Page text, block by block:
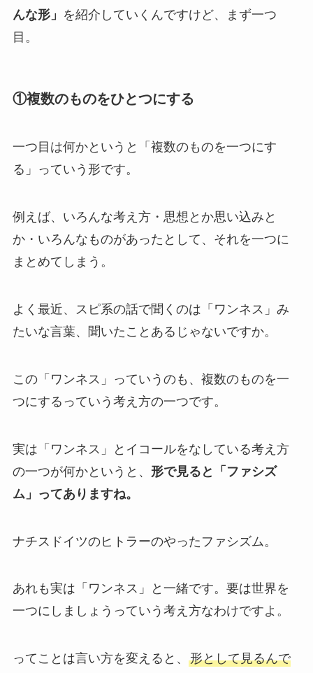
んな形」 を紹介していくんですけど、まず一つ
目。
①複数のものをひとつにする
一つ目は何かというと「複数のものを一つにす
る」っていう形です。
例えば、いろんな考え方・思想とか思い込みと
か・いろんなものがあったとして、それを一つに
まとめてしまう。
よく最近、スピ系の話で聞くのは「ワンネス」み
たいな言葉、聞いたことあるじゃないですか。
この「ワンネス」っていうのも、複数のものを一
つにするっていう考え方の一つです。
実は「ワンネス」とイコールをなしている考え方
の一つが何かというと、 形で見ると「ファシズ
ム」ってありますね。
ナチスドイツのヒトラーのやったファシズム。
あれも実は「ワンネス」と一緒です。要は世界を
一つにしましょうっていう考え方なわけですよ。
ってことは言い方を変えると、 形として見るんで